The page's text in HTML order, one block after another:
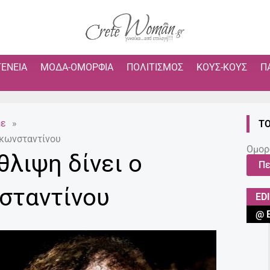
ΜΌΔΑ-ΟΜΟΡΦΙΆ ΠΟΛΙΤΙΣΜΌΣ ΚΟΥΣ-ΚΟΥΣ
»
δίνει ο
@